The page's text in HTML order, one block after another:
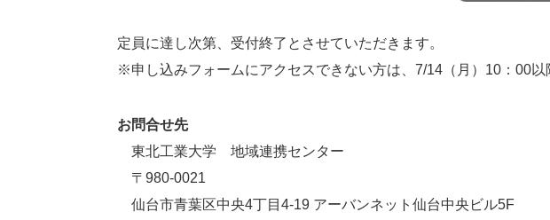
定員に達し次第、受付終了とさせていただきます。
※申し込みフォームにアクセスできない方は、7/14（月）10：00
お問合せ先
東北工業大学 地域連携センター
〒980-0021
仙台市青葉区中央4丁目4-19 アーバンネット仙台中央ビル5F